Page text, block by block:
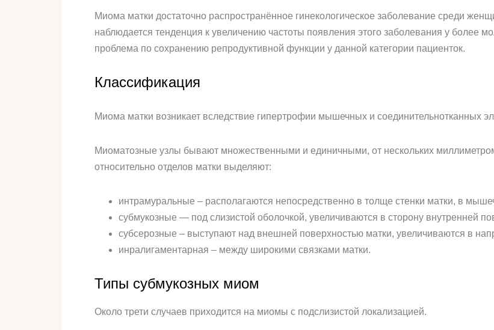
Миома матки достаточно распространённое гинекологическое заболевание среди
наблюдается тенденция к увеличению частоты появления этого заболевания у более
проблема по сохранению репродуктивной функции у данной категории пациенток.
Классификация
Миома матки возникает вследствие гипертрофии мышечных и соединительнотканных
Миоматозные узлы бывают множественными и единичными, от нескольких
относительно отделов матки выделяют:
интрамуральные – располагаются непосредственно в толще стенки матки, в
субмукозные — под слизистой оболочкой, увеличиваются в сторону внутренней
субсерозные – выступают над внешней поверхностью матки, увеличиваются в
инралигаментарная – между широкими связками матки.
Типы субмукозных миом
Около трети случаев приходится на миомы с подслизистой локализацией.